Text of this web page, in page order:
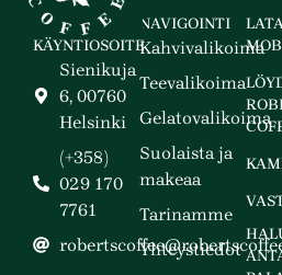
KÄYNTIOSOITE
Sienikuja
6, 00760
Helsinki
(+358)
029 170
7761
NAVIGOINTI
Kahvivalikoima
Teevalikoima
Gelatovalikoima
Suolaista ja
makeaa
Tarinamme
Yhteystiedot